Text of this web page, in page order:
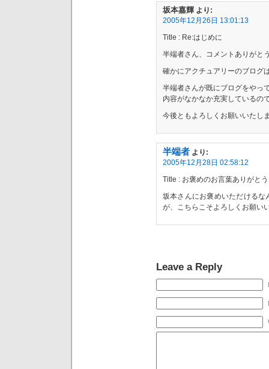
坂本嘉輝 より:
2005年12月26日 13:01:13
Title : Re:はじめに
半端者さん、コメントありがと
確かにアクチュアリーのブログ
半端者さんが既にブログをやっ
内容がなかなか充実しているの
今後ともよろしくお願いいたし
半端者 より:
2005年12月28日 02:58:12
Title : お褒めのお言葉ありがと
坂本さんにお褒めいただける
が、こちらこそよろしくお願い
Leave a Reply